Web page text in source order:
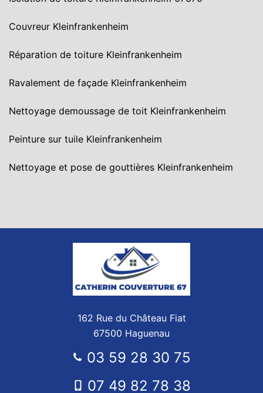
Couvreur Kleinfrankenheim
Réparation de toiture Kleinfrankenheim
Ravalement de façade Kleinfrankenheim
Nettoyage demoussage de toit Kleinfrankenheim
Peinture sur tuile Kleinfrankenheim
Nettoyage et pose de gouttières Kleinfrankenheim
162 Rue du Château Fiat
67500 Haguenau
03 59 28 30 75
07 49 82 78 38